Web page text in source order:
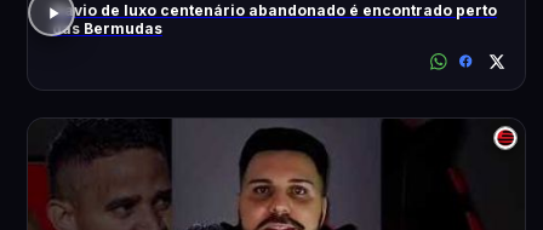
Navio de luxo centenário abandonado é encontrado perto
das Bermudas